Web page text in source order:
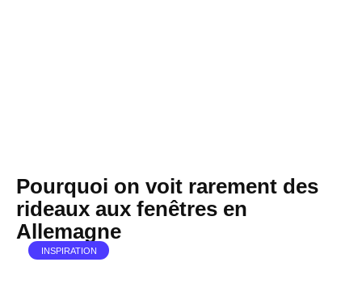
Pourquoi on voit rarement des
rideaux aux fenêtres en
Allemagne
INSPIRATION